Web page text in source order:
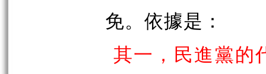
免。依據是：
其一，民進黨的